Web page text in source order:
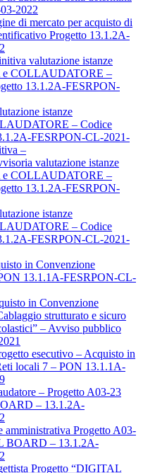
2022
di mercato per acquisto di
Progetto 13.1.2A-
valutazione istanze
e COLLAUDATORE –
13.1.2A-FESRPON-
istanze
– Codice
FESRPON-CL-2021-
–
valutazione istanze
e COLLAUDATORE –
13.1.2A-FESRPON-
istanze
– Codice
FESRPON-CL-2021-
in Convenzione
13.1.1A-FESRPON-CL-
in Convenzione
strutturato e sicuro
– Avviso pubblico
esecutivo – Acquisto in
locali 7 – PON 13.1.1A-
– Progetto A03-23
– 13.1.2A-
amministrativa Progetto A03-
BOARD – 13.1.2A-
Progetto “DIGITAL